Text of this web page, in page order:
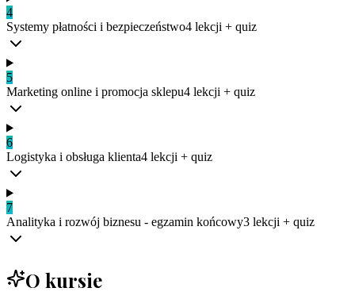
4
Systemy płatności i bezpieczeństwo4 lekcji + quiz
5
Marketing online i promocja sklepu4 lekcji + quiz
6
Logistyka i obsługa klienta4 lekcji + quiz
7
Analityka i rozwój biznesu - egzamin końcowy3 lekcji + quiz
O kursie